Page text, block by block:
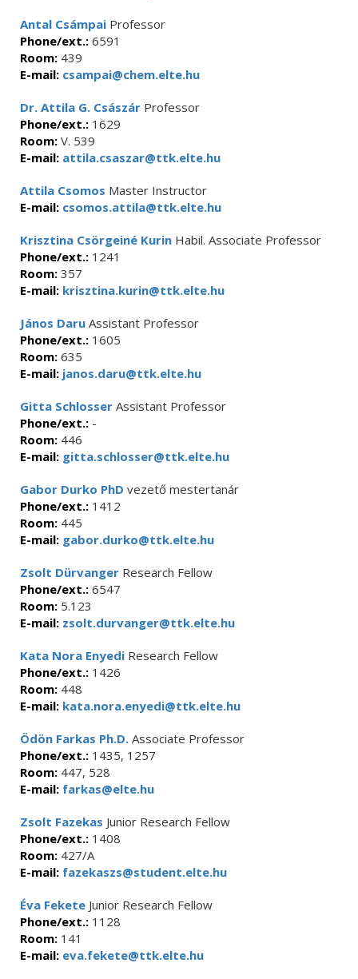
Antal Csámpai Professor
Phone/ext.: 6591
Room: 439
E-mail: csampai@chem.elte.hu
Dr. Attila G. Császár Professor
Phone/ext.: 1629
Room: V. 539
E-mail: attila.csaszar@ttk.elte.hu
Attila Csomos Master Instructor
E-mail: csomos.attila@ttk.elte.hu
Krisztina Csörgeiné Kurin Habil. Associate Professor
Phone/ext.: 1241
Room: 357
E-mail: krisztina.kurin@ttk.elte.hu
János Daru Assistant Professor
Phone/ext.: 1605
Room: 635
E-mail: janos.daru@ttk.elte.hu
Gitta Schlosser Assistant Professor
Phone/ext.: -
Room: 446
E-mail: gitta.schlosser@ttk.elte.hu
Gabor Durko PhD vezető mestertanár
Phone/ext.: 1412
Room: 445
E-mail: gabor.durko@ttk.elte.hu
Zsolt Dürvanger Research Fellow
Phone/ext.: 6547
Room: 5.123
E-mail: zsolt.durvanger@ttk.elte.hu
Kata Nora Enyedi Research Fellow
Phone/ext.: 1426
Room: 448
E-mail: kata.nora.enyedi@ttk.elte.hu
Ödön Farkas Ph.D. Associate Professor
Phone/ext.: 1435, 1257
Room: 447, 528
E-mail: farkas@elte.hu
Zsolt Fazekas Junior Research Fellow
Phone/ext.: 1408
Room: 427/A
E-mail: fazekaszs@student.elte.hu
Éva Fekete Junior Research Fellow
Phone/ext.: 1128
Room: 141
E-mail: eva.fekete@ttk.elte.hu